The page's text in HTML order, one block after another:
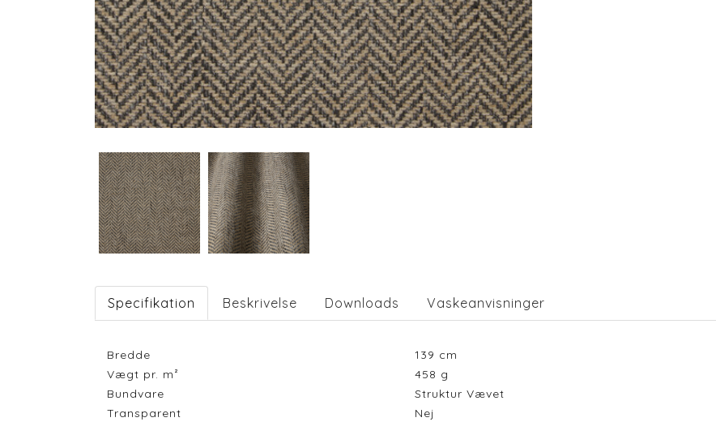
Specifikation Beskrivelse Downloads Vaskeanvisninger
Bredde 139 cm
Vægt pr. m²
458 g
Bundvare
Struktur Vævet
Transparent
Nej